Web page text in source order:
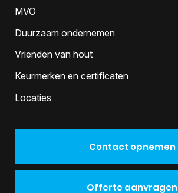
MVO
Duurzaam ondernemen
Vrienden van hout
Keurmerken en certificaten
Locaties
Contact opnemen
Offerte aanvragen